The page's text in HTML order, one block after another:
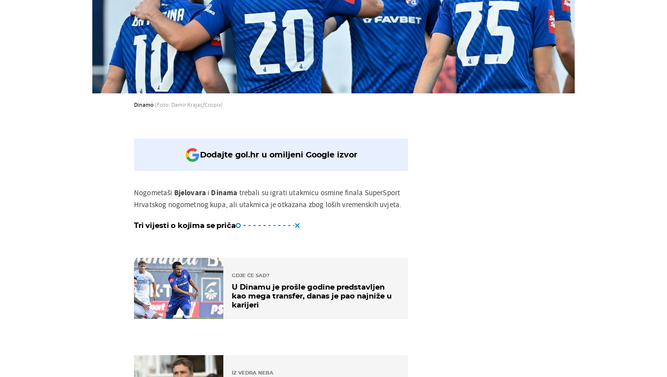
Dinamo (Foto: Damir Krajac/Cropix)
Dodajte gol.hr u omiljeni Google izvor
Nogometaši Bjelovara i Dinama trebali su igrati utakmicu osmine finala SuperSport
Hrvatskog nogometnog kupa, ali utakmica je otkazana zbog loših vremenskih uvjeta.
Tri vijesti o kojima se priča
GDJE ĆE SAD?
U Dinamu je prošle godine predstavljen
kao mega transfer, danas je pao najniže u
karijeri
IZ VEDRA NEBA